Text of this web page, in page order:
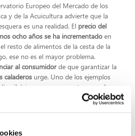
Europeo del Mercado de los
y de la Acuicultura advierte que la
es una realidad. El precio del
ocho años se ha incrementado en
resto de alimentos de la cesta de la
ese no es el mayor problema.
al consumidorde que garantizar la
caladeros urge. Uno de los ejemplos
ibérica que se encuentra en peligro
ello, respetar la época de cría es
escoger el pescado en función de la